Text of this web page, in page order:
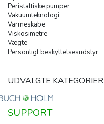
Peristaltiske pumper
Vakuumteknologi
Varmeskabe
Viskosimetre
Vægte
Personligt beskyttelsesudstyr
UDVALGTE KATEGORIER
SUPPORT